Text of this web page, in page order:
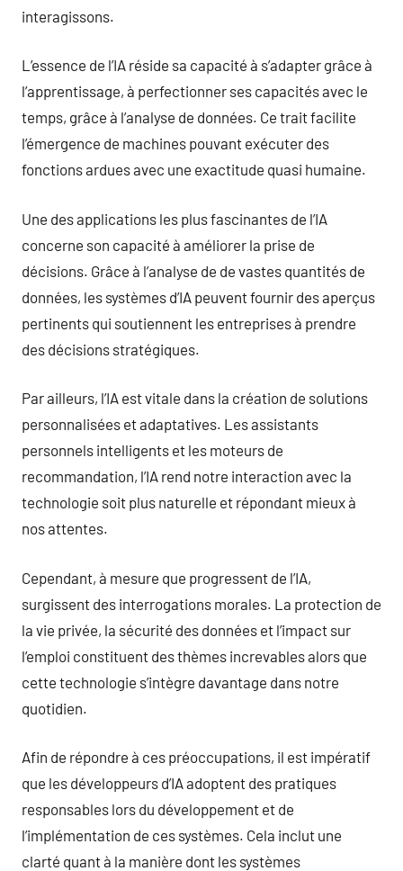
interagissons.
L’essence de l’IA réside sa capacité à s’adapter grâce à
l’apprentissage, à perfectionner ses capacités avec le
temps, grâce à l’analyse de données. Ce trait facilite
l’émergence de machines pouvant exécuter des
fonctions ardues avec une exactitude quasi humaine.
Une des applications les plus fascinantes de l’IA
concerne son capacité à améliorer la prise de
décisions. Grâce à l’analyse de de vastes quantités de
données, les systèmes d’IA peuvent fournir des aperçus
pertinents qui soutiennent les entreprises à prendre
des décisions stratégiques.
Par ailleurs, l’IA est vitale dans la création de solutions
personnalisées et adaptatives. Les assistants
personnels intelligents et les moteurs de
recommandation, l’IA rend notre interaction avec la
technologie soit plus naturelle et répondant mieux à
nos attentes.
Cependant, à mesure que progressent de l’IA,
surgissent des interrogations morales. La protection de
la vie privée, la sécurité des données et l’impact sur
l’emploi constituent des thèmes increvables alors que
cette technologie s’intègre davantage dans notre
quotidien.
Afin de répondre à ces préoccupations, il est impératif
que les développeurs d’IA adoptent des pratiques
responsables lors du développement et de
l’implémentation de ces systèmes. Cela inclut une
clarté quant à la manière dont les systèmes